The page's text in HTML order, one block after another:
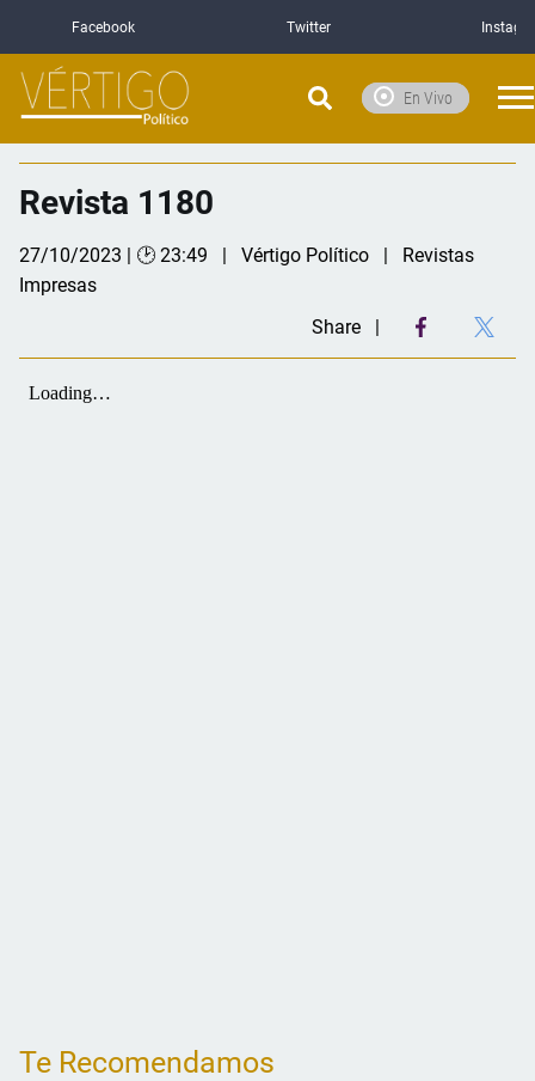
Facebook Twitter
En Vivo
Revista 1180
27/10/2023 | 🕑 23:49 Vértigo Político
Revistas
Impresas
Share
Te Recomendamos